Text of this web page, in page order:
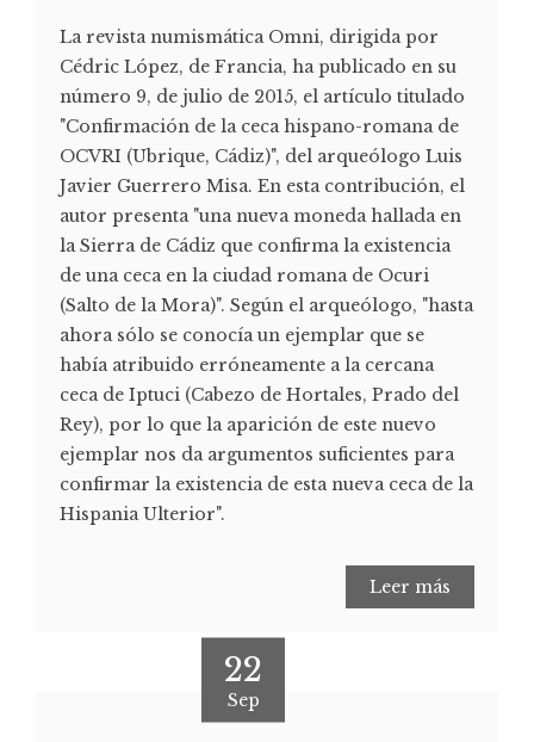
La revista numismática Omni, dirigida por
Cédric López, de Francia, ha publicado en su
número 9, de julio de 2015, el artículo titulado
"Confirmación de la ceca hispano-romana de
OCVRI (Ubrique, Cádiz)", del arqueólogo Luis
Javier Guerrero Misa. En esta contribución, el
autor presenta "una nueva moneda hallada en
la Sierra de Cádiz que confirma la existencia
de una ceca en la ciudad romana de Ocuri
(Salto de la Mora)". Según el arqueólogo, "hasta
ahora sólo se conocía un ejemplar que se
había atribuido erróneamente a la cercana
ceca de Iptuci (Cabezo de Hortales, Prado del
Rey), por lo que la aparición de este nuevo
ejemplar nos da argumentos suficientes para
confirmar la existencia de esta nueva ceca de la
Hispania Ulterior".
Leer más
22
Sep